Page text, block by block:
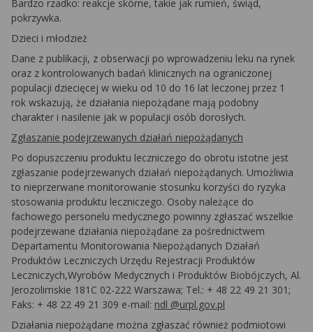
Bardzo rzadko: reakcje skórne, takie jak rumień, świąd,
pokrzywka.
Dzieci i młodzież
Dane z publikacji, z obserwacji po wprowadzeniu leku na rynek
oraz z kontrolowanych badań klinicznych na ograniczonej
populacji dziecięcej w wieku od 10 do 16 lat leczonej przez 1
rok wskazują, że działania niepożądane mają podobny
charakter i nasilenie jak w populacji osób dorosłych.
Zgłaszanie podejrzewanych działań niepożądanych
Po dopuszczeniu produktu leczniczego do obrotu istotne jest
zgłaszanie podejrzewanych działań niepożądanych. Umożliwia
to nieprzerwane monitorowanie stosunku korzyści do ryzyka
stosowania produktu leczniczego. Osoby należące do
fachowego personelu medycznego powinny zgłaszać wszelkie
podejrzewane działania niepożądane za pośrednictwem
Departamentu Monitorowania Niepożądanych Działań
Produktów Leczniczych Urzędu Rejestracji Produktów
Leczniczych,Wyrobów Medycznych i Produktów Biobójczych, Al.
Jerozolimskie 181C 02-222 Warszawa; Tel.: + 48 22 49 21 301;
Faks: + 48 22 49 21 309 e-mail: ndl @urpl.gov.pl
Działania niepożądane można zgłaszać również podmiotowi